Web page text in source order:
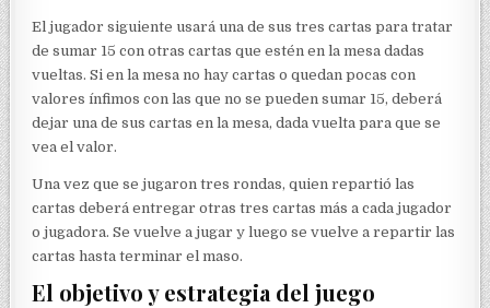
El jugador siguiente usará una de sus tres cartas para tratar
de sumar 15 con otras cartas que estén en la mesa dadas
vueltas. Si en la mesa no hay cartas o quedan pocas con
valores ínfimos con las que no se pueden sumar 15, deberá
dejar una de sus cartas en la mesa, dada vuelta para que se
vea el valor.
Una vez que se jugaron tres rondas, quien repartió las
cartas deberá entregar otras tres cartas más a cada jugador
o jugadora. Se vuelve a jugar y luego se vuelve a repartir las
cartas hasta terminar el maso.
El objetivo y estrategia del juego